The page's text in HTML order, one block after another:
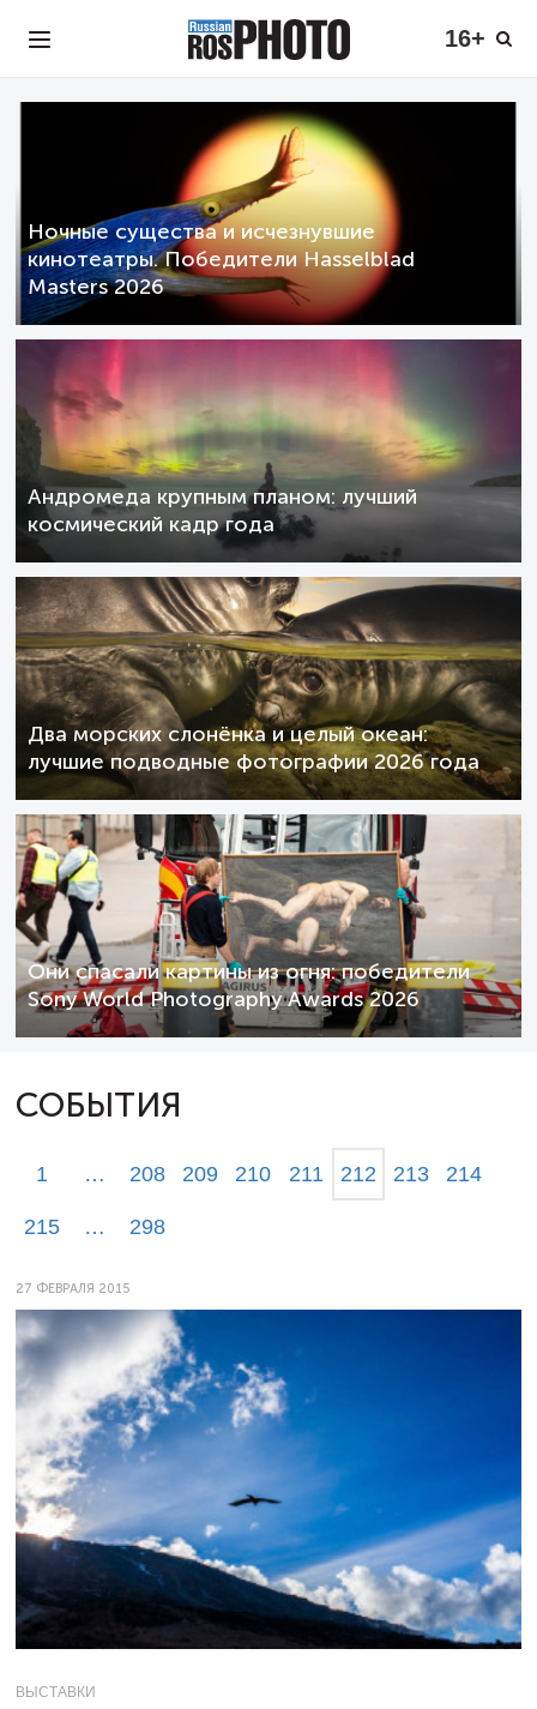
16+
Ночные существа и исчезнувшие
кинотеатры. Победители Hasselblad
Masters 2026
Андромеда крупным планом: лучший
космический кадр года
Два морских слонёнка и целый океан:
лучшие подводные фотографии 2026 года
Они спасали картины из огня: победители
Sony World Photography Awards 2026
СОБЫТИЯ
1 … 208 209 210 211 212 213 214
215 … 298
27 ФЕВРАЛЯ 2015
ВЫСТАВКИ